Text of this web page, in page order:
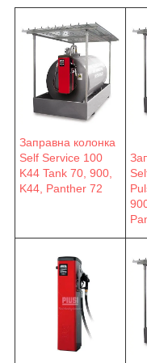
Заправна колонка
Self Service 100
K44 Tank 70, 900,
K44, Panther 72